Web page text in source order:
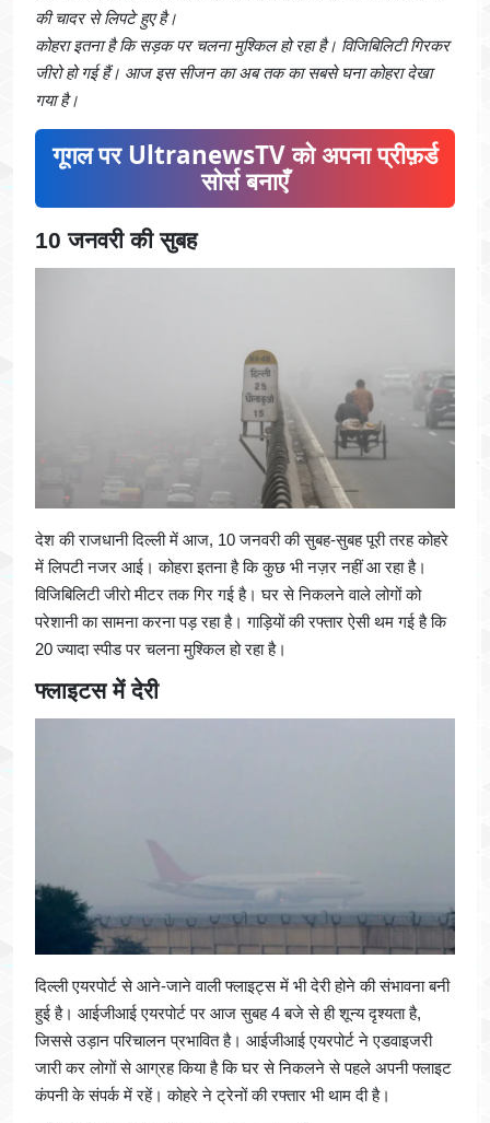
की चादर से लिपटे हुए है।
कोहरा इतना है कि सड़क पर चलना मुश्किल हो रहा है। विजिबिलिटी गिरकर
जीरो हो गई हैं। आज इस सीजन का अब तक का सबसे घना कोहरा देखा
गया है।
गूगल पर UltranewsTV को अपना प्रीफ़र्ड
सोर्स बनाएँ
10 जनवरी की सुबह
देश की राजधानी दिल्ली में आज, 10 जनवरी की सुबह-सुबह पूरी तरह कोहरे
में लिपटी नजर आई। कोहरा इतना है कि कुछ भी नज़र नहीं आ रहा है।
विजिबिलिटी जीरो मीटर तक गिर गई है। घर से निकलने वाले लोगों को
परेशानी का सामना करना पड़ रहा है। गाड़ियों की रफ्तार ऐसी थम गई है कि
20 ज्यादा स्पीड पर चलना मुश्किल हो रहा है।
फ्लाइटस में देरी
दिल्ली एयरपोर्ट से आने-जाने वाली फ्लाइट्स में भी देरी होने की संभावना बनी
हुई है। आईजीआई एयरपोर्ट पर आज सुबह 4 बजे से ही शून्य दृश्यता है,
जिससे उड़ान परिचालन प्रभावित है। आईजीआई एयरपोर्ट ने एडवाइजरी
जारी कर लोगों से आग्रह किया है कि घर से निकलने से पहले अपनी फ्लाइट
कंपनी के संपर्क में रहें। कोहरे ने ट्रेनों की रफ्तार भी थाम दी है।